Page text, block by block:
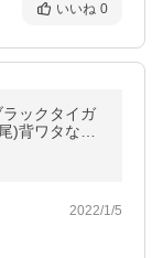
いいね 0
ックタイガ
)背ワタなし
2022/1/5